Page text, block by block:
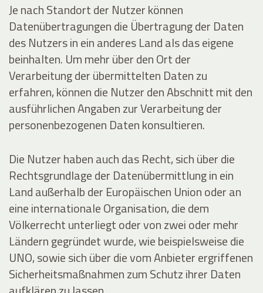
Je nach Standort der Nutzer können
Datenübertragungen die Übertragung der Daten
des Nutzers in ein anderes Land als das eigene
beinhalten. Um mehr über den Ort der
Verarbeitung der übermittelten Daten zu
erfahren, können die Nutzer den Abschnitt mit den
ausführlichen Angaben zur Verarbeitung der
personenbezogenen Daten konsultieren.
Die Nutzer haben auch das Recht, sich über die
Rechtsgrundlage der Datenübermittlung in ein
Land außerhalb der Europäischen Union oder an
eine internationale Organisation, die dem
Völkerrecht unterliegt oder von zwei oder mehr
Ländern gegründet wurde, wie beispielsweise die
UNO, sowie sich über die vom Anbieter ergriffenen
Sicherheitsmaßnahmen zum Schutz ihrer Daten